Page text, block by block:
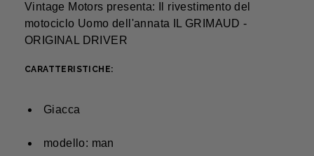
Vintage Motors presenta: Il rivestimento del
motociclo Uomo dell'annata IL GRIMAUD -
ORIGINAL DRIVER
CARATTERISTICHE:
Giacca
modello: man